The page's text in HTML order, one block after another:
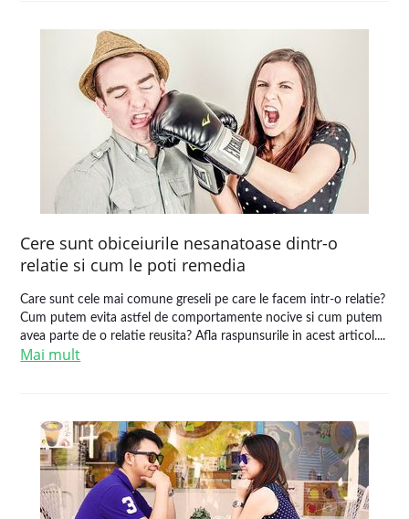
Cere sunt obiceiurile nesanatoase dintr-o
relatie si cum le poti remedia
Care sunt cele mai comune greseli pe care le facem intr-o relatie?
Cum putem evita astfel de comportamente nocive si cum putem
avea parte de o relatie reusita? Afla raspunsurile in acest articol....
Mai mult